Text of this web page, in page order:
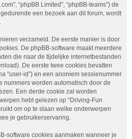
“phpBB Limited”, “phpBB-teams”) de
een bezoek aan dit forum, wordt
verzameld. De eerste manier is door
De phpBB-software maakt meerdere
die naar de tijdelijke internetbestanden
De eerste twee cookies bevatten
“user-id”) en een anoniem sessienummer
nummers worden automatisch door de
Een derde cookie zal worden
hebt gelezen op “Driving-Fun
om op te slaan welke onderwerpen
je gebruikerservaring.
software cookies aanmaken wanneer je